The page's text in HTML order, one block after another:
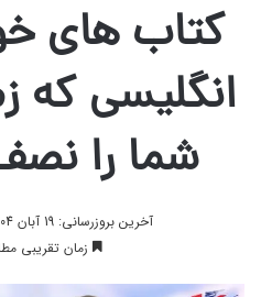
کتاب های
انگلیسی که
شما را
آخرین بروزرسانی: 19 آبان 1404
زمان تقریبی مطالعه